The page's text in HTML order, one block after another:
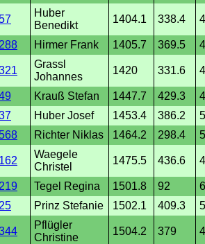
Huber
Benedikt
1404.1 338.4
288 Hirmer Frank 1405.7 369.5
Grassl
Johannes
1420 331.6
Krauß Stefan 1447.7 429.3
Huber Josef 1453.4 386.2
Richter Niklas 1464.2 298.4
162
Waegele
Christel
1475.5 436.6
219 Tegel Regina 1501.8 92
25 Prinz Stefanie 1502.1 409.3
Pflügler
Christine
1504.2 379